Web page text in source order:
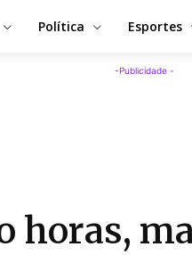
Política Esportes
-Publicidade -
horas,